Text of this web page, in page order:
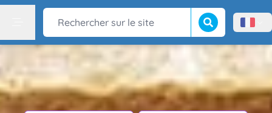
Rechercher sur le site Lancer la Menù